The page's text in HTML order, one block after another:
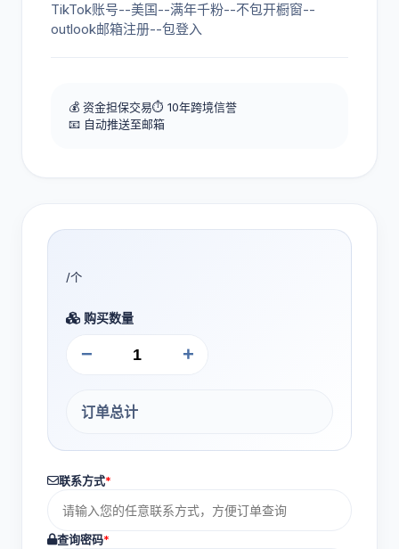
TikTok账号--美国--满年千粉--不包开橱窗--
outlook邮箱注册--包登入
💰 资金担保交易⏱️ 10年跨境信誉
📧 自动推送至邮箱
/个
购买数量
− +
订单总计
联系方式*
查询密码*